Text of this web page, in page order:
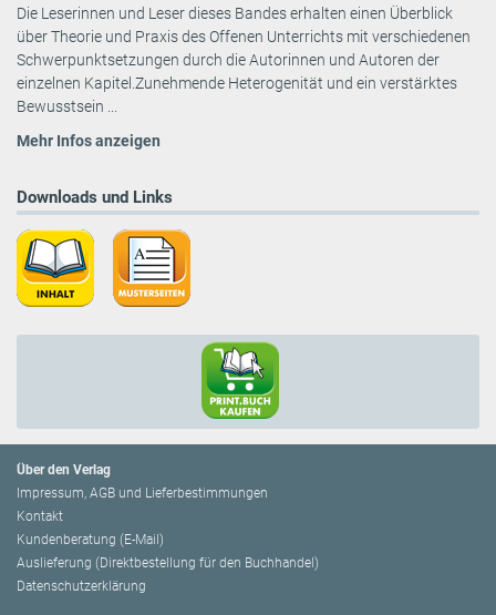
Die Leserinnen und Leser dieses Bandes erhalten einen Überblick
über Theorie und Praxis des Offenen Unterrichts mit verschiedenen
Schwerpunktsetzungen durch die Autorinnen und Autoren der
einzelnen Kapitel.Zunehmende Heterogenität und ein verstärktes
Bewusstsein ...
Mehr Infos anzeigen
Downloads und Links
Über den Verlag
Impressum, AGB und Lieferbestimmungen
Kontakt
Kundenberatung (E-Mail)
Auslieferung (Direktbestellung für den Buchhandel)
Datenschutzerklärung